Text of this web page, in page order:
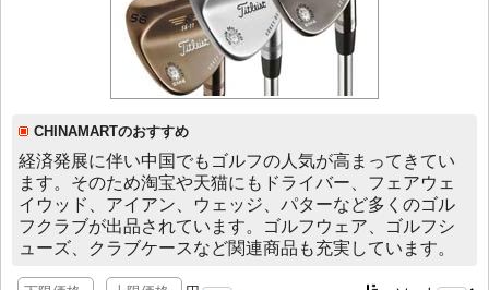
CHINAMARTのおすすめ
経済発展に伴い中国でもゴルフの人気が高まってきてい
ます。そのため淘宝や天猫にもドライバー、フェアウェ
イウッド、アイアン、ウェッジ、パターなど多くのゴル
フクラブが出品されています。ゴルフウェア、ゴルフシ
ューズ、クラブケースなど関連商品も充実しています。